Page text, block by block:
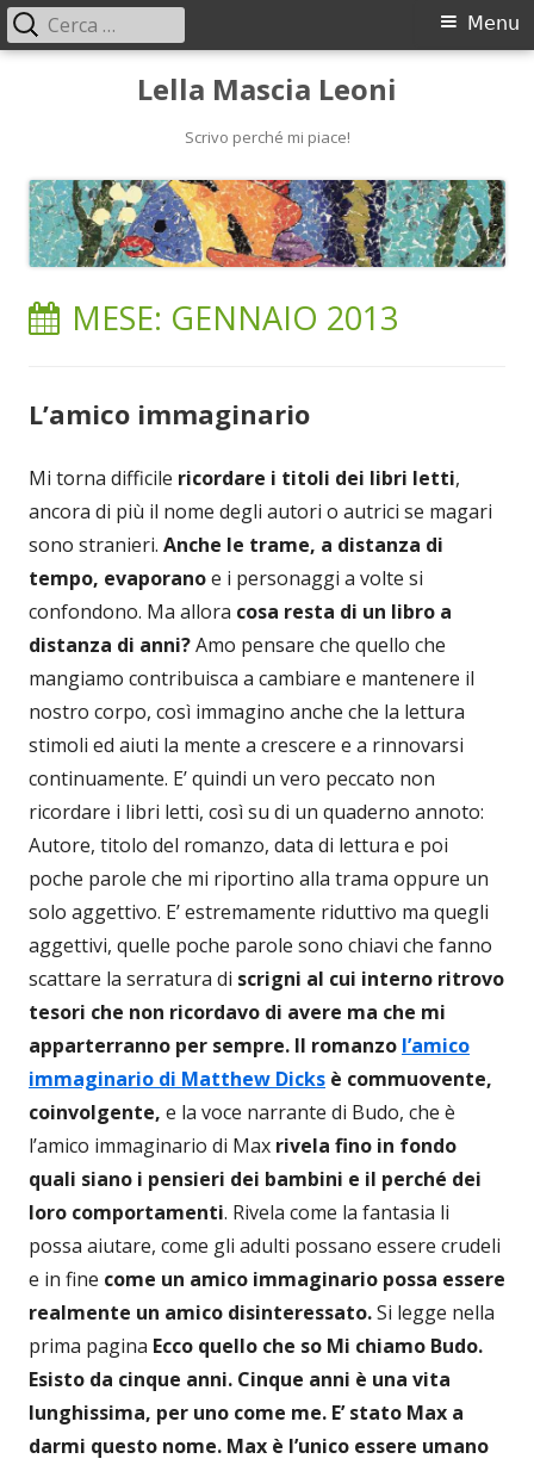
Lella Mascia Leoni
Scrivo perché mi piace!
Menu
principale
Menu
Ricerca
per:
MESE: GENNAIO 2013
L’amico immaginario
Mi torna difficile ricordare i titoli dei libri letti,
ancora di più il nome degli autori o autrici se magari
sono stranieri. Anche le trame, a distanza di
tempo, evaporanoe i personaggi a volte si
confondono. Ma allora cosa resta di un libro a
distanza di anni?Amo pensare che quello che
mangiamo contribuisca a cambiare e mantenere il
nostro corpo, così immagino anche che la lettura
stimoli ed aiuti la mente a crescere e a rinnovarsi
continuamente. E’ quindi un vero peccato non
ricordare i libri letti, così su di un quaderno annoto:
Autore, titolo del romanzo, data di lettura e poi
poche parole che mi riportino alla trama oppure un
solo aggettivo. E’ estremamente riduttivo ma quegli
aggettivi, quelle poche parole sono chiavi che fanno
scattare la serratura di scrigni al cui interno ritrovo
tesori che non ricordavo di avere ma che mi
apparterranno per sempre. Il romanzo l’amico
immaginario di Matthew Dicks è commuovente,
coinvolgente, e la voce narrante di Budo, che è
l’amico immaginario di Max rivela fino in fondo
quali siano i pensieri dei bambini e il perché dei
loro comportamenti. Rivela come la fantasia li
possa aiutare, come gli adulti possano essere crudeli
e in fine come un amico immaginario possa essere
realmente un amico disinteressato.Si legge nella
prima pagina Ecco quello che so Mi chiamo Budo.
Esisto da cinque anni. Cinque anni è una vita
lunghissima, per uno come me. E’ stato Max a
darmi questo nome. Max è l’unico essere umano